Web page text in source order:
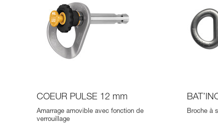
COEUR PULSE 12 mm
Amarrage amovible avec fonction de
verrouillage
Broche à